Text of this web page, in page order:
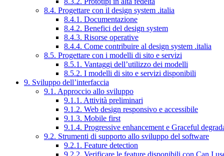
8.4. Progettare con il design system .italia
8.4.1. Documentazione
8.4.2. Benefici del design system
8.4.3. Risorse operative
8.4.4. Come contribuire al design system .italia
8.5. Progettare con i modelli di sito e servizi
8.5.1. Vantaggi dell’utilizzo dei modelli
8.5.2. I modelli di sito e servizi disponibili
9. Sviluppo dell’interfaccia
9.1. Approccio allo sviluppo
9.1.1. Attività preliminari
9.1.2. Web design responsivo e accessibile
9.1.3. Mobile first
9.1.4. Progressive enhancement e Graceful
9.2. Strumenti di supporto allo sviluppo del software
9.2.1. Feature detection
9.2.2. Verificare le feature disponibili con Can I